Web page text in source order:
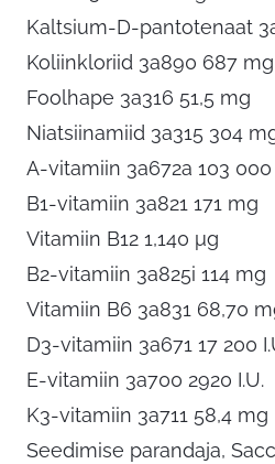
Kaltsium-D-pantotenaat
Koliinkloriid 3a890 687 mg
Foolhape 3a316 51,5 mg
Niatsiinamiid 3a315 304
A-vitamiin 3a672a 103 000
B1-vitamiin 3a821 171 mg
Vitamiin B12 1,140 μg
B2-vitamiin 3a825i 114 mg
Vitamiin B6 3a831 68,70
D3-vitamiin 3a671 17 200
E-vitamiin 3a700 2920 I.U.
K3-vitamiin 3a711 58,4 mg
Seedimise parandaja,